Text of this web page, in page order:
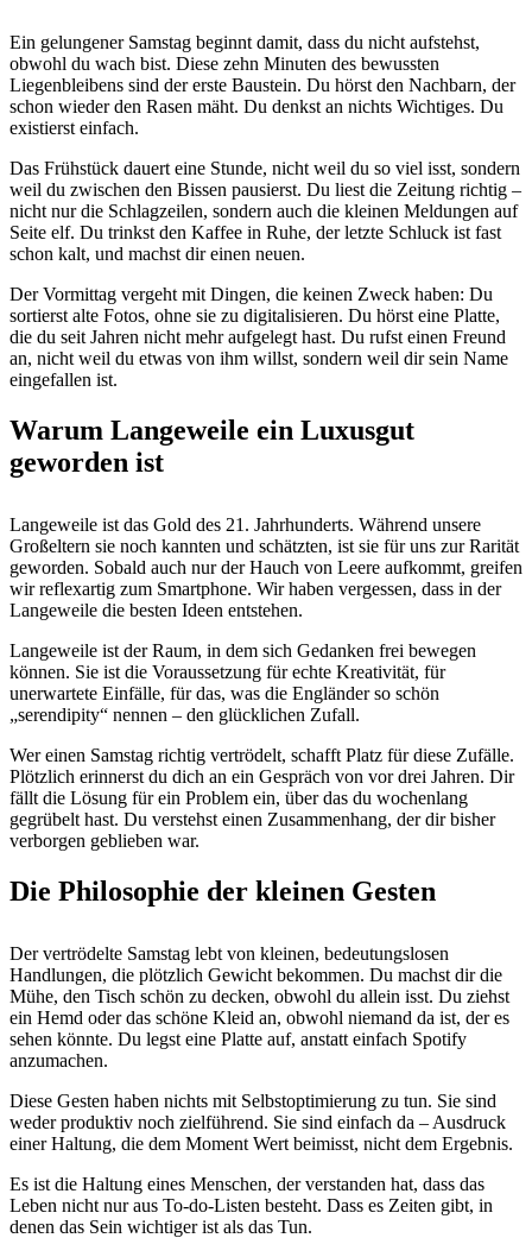
Ein gelungener Samstag beginnt damit, dass du nicht aufstehst,
obwohl du wach bist. Diese zehn Minuten des bewussten
Liegenbleibens sind der erste Baustein. Du hörst den Nachbarn, der
schon wieder den Rasen mäht. Du denkst an nichts Wichtiges. Du
existierst einfach.
Das Frühstück dauert eine Stunde, nicht weil du so viel isst, sondern
weil du zwischen den Bissen pausierst. Du liest die Zeitung richtig –
nicht nur die Schlagzeilen, sondern auch die kleinen Meldungen auf
Seite elf. Du trinkst den Kaffee in Ruhe, der letzte Schluck ist fast
schon kalt, und machst dir einen neuen.
Der Vormittag vergeht mit Dingen, die keinen Zweck haben: Du
sortierst alte Fotos, ohne sie zu digitalisieren. Du hörst eine Platte,
die du seit Jahren nicht mehr aufgelegt hast. Du rufst einen Freund
an, nicht weil du etwas von ihm willst, sondern weil dir sein Name
eingefallen ist.
Warum Langeweile ein Luxusgut
geworden ist
Langeweile ist das Gold des 21. Jahrhunderts. Während unsere
Großeltern sie noch kannten und schätzten, ist sie für uns zur Rarität
geworden. Sobald auch nur der Hauch von Leere aufkommt, greifen
wir reflexartig zum Smartphone. Wir haben vergessen, dass in der
Langeweile die besten Ideen entstehen.
Langeweile ist der Raum, in dem sich Gedanken frei bewegen
können. Sie ist die Voraussetzung für echte Kreativität, für
unerwartete Einfälle, für das, was die Engländer so schön
„serendipity“ nennen – den glücklichen Zufall.
Wer einen Samstag richtig vertrödelt, schafft Platz für diese Zufälle.
Plötzlich erinnerst du dich an ein Gespräch von vor drei Jahren. Dir
fällt die Lösung für ein Problem ein, über das du wochenlang
gegrübelt hast. Du verstehst einen Zusammenhang, der dir bisher
verborgen geblieben war.
Die Philosophie der kleinen Gesten
Der vertrödelte Samstag lebt von kleinen, bedeutungslosen
Handlungen, die plötzlich Gewicht bekommen. Du machst dir die
Mühe, den Tisch schön zu decken, obwohl du allein isst. Du ziehst
ein Hemd oder das schöne Kleid an, obwohl niemand da ist, der es
sehen könnte. Du legst eine Platte auf, anstatt einfach Spotify
anzumachen.
Diese Gesten haben nichts mit Selbstoptimierung zu tun. Sie sind
weder produktiv noch zielführend. Sie sind einfach da – Ausdruck
einer Haltung, die dem Moment Wert beimisst, nicht dem Ergebnis.
Es ist die Haltung eines Menschen, der verstanden hat, dass das
Leben nicht nur aus To-do-Listen besteht. Dass es Zeiten gibt, in
denen das Sein wichtiger ist als das Tun.